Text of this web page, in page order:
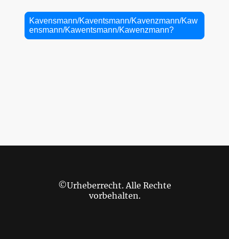
Kavensmann/Kaventsmann/Kavenzmann/Kaw
ensmann/Kawentsmann/Kawenzmann?
©Urheberrecht. Alle Rechte
vorbehalten.